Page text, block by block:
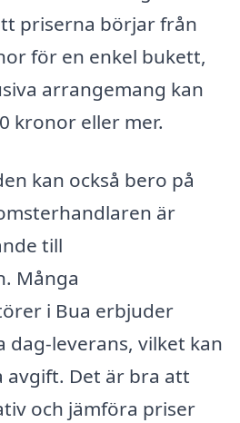
priserna börjar från
för en enkel bukett,
arrangemang kan
kronor eller mer.
kan också bero på
är
till
Många
i Bua erbjuder
dag-leverans, vilket kan
avgift. Det är bra att
och jämföra priser